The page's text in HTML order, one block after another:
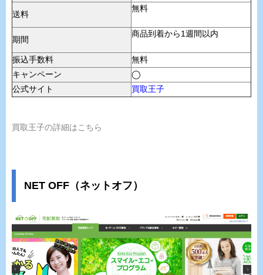
送料
無料
期間
商品到着から1週間以内
振込手数料
無料
キャンペーン
◯
公式サイト
買取王子
買取王子の詳細はこちら
NET OFF（ネットオフ）